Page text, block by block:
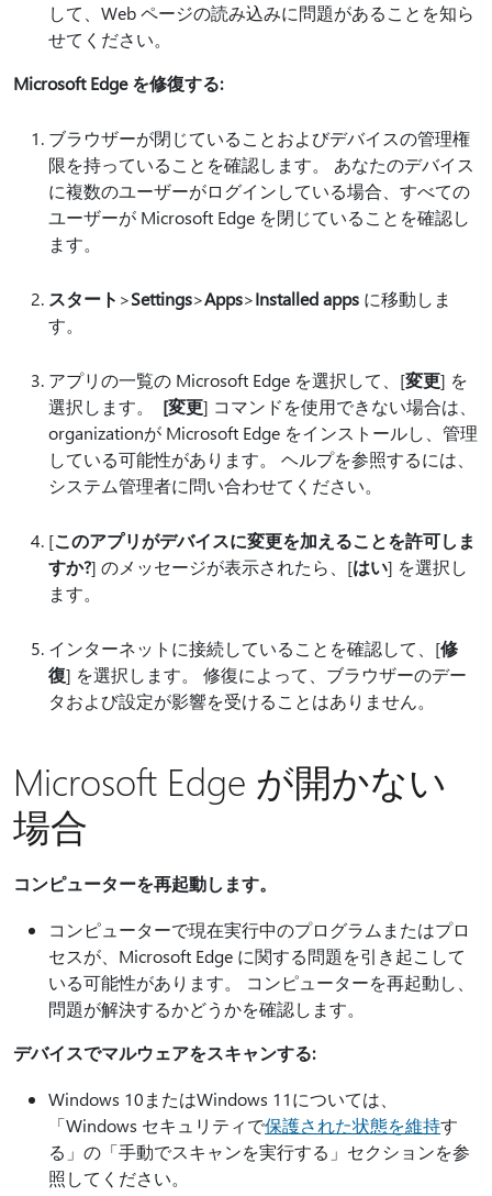
して、Web ページの読み込みに問題があることを知ら
せてください。
Microsoft Edge を修復する:
ブラウザーが閉じていることおよびデバイスの管理権
限を持っていることを確認します。 あなたのデバイス
に複数のユーザーがログインしている場合、すべての
ユーザーが Microsoft Edge を閉じていることを確認し
ます。
スタート >Settings>Apps>Installed apps に移動しま
す。
アプリの一覧の Microsoft Edge を選択して、[変更] を
選択します。 [変更] コマンドを使用できない場合は、
organizationが Microsoft Edge をインストールし、管理
している可能性があります。 ヘルプを参照するには、
システム管理者に問い合わせてください。
[このアプリがデバイスに変更を加えることを許可しま
すか?] のメッセージが表示されたら、[はい] を選択し
ます。
インターネットに接続していることを確認して、[修
復] を選択します。 修復によって、ブラウザーのデー
タおよび設定が影響を受けることはありません。
Microsoft Edge が開かない
場合
コンピューターを再起動します。
コンピューターで現在実行中のプログラムまたはプロ
セスが、Microsoft Edge に関する問題を引き起こして
いる可能性があります。 コンピューターを再起動し、
問題が解決するかどうかを確認します。
デバイスでマルウェアをスキャンする:
Windows 10またはWindows 11については、
「Windows セキュリティで保護された状態を維持す
る」の「手動でスキャンを実行する」セクションを参
照してください。